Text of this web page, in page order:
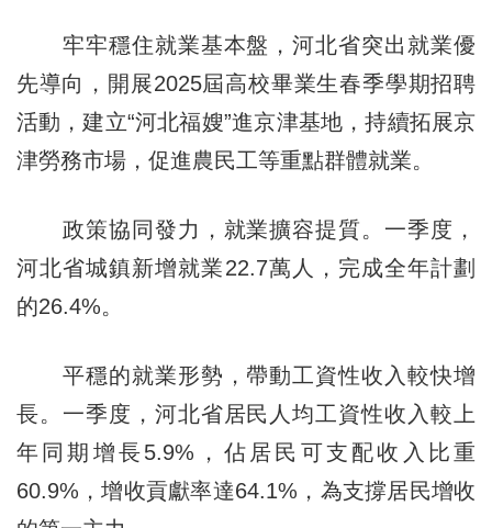
牢牢穩住就業基本盤，河北省突出就業優
先導向，開展2025屆高校畢業生春季學期招聘
活動，建立“河北福嫂”進京津基地，持續拓展京
津勞務市場，促進農民工等重點群體就業。
政策協同發力，就業擴容提質。一季度，
河北省城鎮新增就業22.7萬人，完成全年計劃
的26.4%。
平穩的就業形勢，帶動工資性收入較快增
長。一季度，河北省居民人均工資性收入較上
年同期增長5.9%，佔居民可支配收入比重
60.9%，增收貢獻率達64.1%，為支撐居民增收